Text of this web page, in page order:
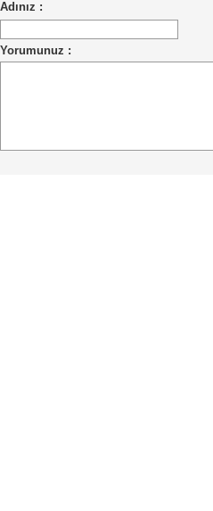
Adınız :
Yorumunuz :